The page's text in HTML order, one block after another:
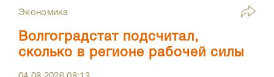
Экономика
Волгоградстат подсчитал,
сколько в регионе рабочей силы